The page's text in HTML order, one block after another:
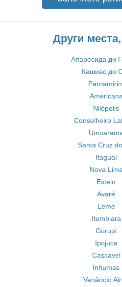
Други
Апаресида ди
Кашиас до
Americana
Nilópolis
Conselheiro
Santa Cruz
Itaguaí
Nova Lima
Esteio
Avaré
Leme
Itumbiara
Gurupi
Ipojuca
Cascavel
Inhumas
Venâncio